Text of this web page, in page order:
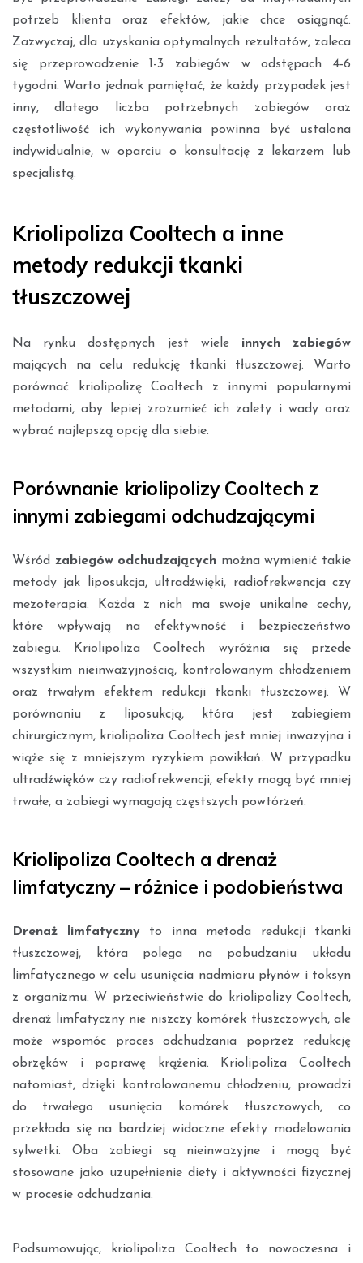
potrzeb klienta oraz efektów, jakie chce osiągnąć.
Zazwyczaj, dla uzyskania optymalnych rezultatów, zaleca
się przeprowadzenie 1-3 zabiegów w odstępach 4-6
tygodni. Warto jednak pamiętać, że każdy przypadek jest
inny, dlatego liczba potrzebnych zabiegów oraz
częstotliwość ich wykonywania powinna być ustalona
indywidualnie, w oparciu o konsultację z lekarzem lub
specjalistą.
Kriolipoliza Cooltech a inne
metody redukcji tkanki
tłuszczowej
Na rynku dostępnych jest wiele innych zabiegów
mających na celu redukcję tkanki tłuszczowej. Warto
porównać kriolipolizę Cooltech z innymi popularnymi
metodami, aby lepiej zrozumieć ich zalety i wady oraz
wybrać najlepszą opcję dla siebie.
Porównanie kriolipolizy Cooltech z
innymi zabiegami odchudzającymi
Wśród zabiegów odchudzających można wymienić takie
metody jak liposukcja, ultradźwięki, radiofrekwencja czy
mezoterapia. Każda z nich ma swoje unikalne cechy,
które wpływają na efektywność i bezpieczeństwo
zabiegu. Kriolipoliza Cooltech wyróżnia się przede
wszystkim nieinwazyjnością, kontrolowanym chłodzeniem
oraz trwałym efektem redukcji tkanki tłuszczowej. W
porównaniu z liposukcją, która jest zabiegiem
chirurgicznym, kriolipoliza Cooltech jest mniej inwazyjna i
wiąże się z mniejszym ryzykiem powikłań. W przypadku
ultradźwięków czy radiofrekwencji, efekty mogą być mniej
trwałe, a zabiegi wymagają częstszych powtórzeń.
Kriolipoliza Cooltech a drenaż
limfatyczny – różnice i podobieństwa
Drenaż limfatycznyto inna metoda redukcji tkanki
tłuszczowej, która polega na pobudzaniu układu
limfatycznego w celu usunięcia nadmiaru płynów i toksyn
z organizmu. W przeciwieństwie do kriolipolizy Cooltech,
drenaż limfatyczny nie niszczy komórek tłuszczowych, ale
może wspomóc proces odchudzania poprzez redukcję
obrzęków i poprawę krążenia. Kriolipoliza Cooltech
natomiast, dzięki kontrolowanemu chłodzeniu, prowadzi
do trwałego usunięcia komórek tłuszczowych, co
przekłada się na bardziej widoczne efekty modelowania
sylwetki. Oba zabiegi są nieinwazyjne i mogą być
stosowane jako uzupełnienie diety i aktywności fizycznej
w procesie odchudzania.
Podsumowując, kriolipoliza Cooltech to nowoczesna i